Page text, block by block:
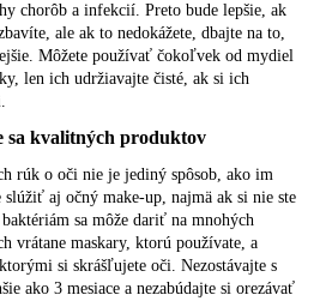
chorôb a infekcií. Preto bude lepšie, ak
ale ak to nedokážete, dbajte na to,
Môžete používať čokoľvek od mydiel
len ich udržiavajte čisté, ak si ich
sa kvalitných produktov
rúk o oči nie je jediný spôsob, ako im
aj očný make-up, najmä ak si nie ste
sa môže dariť na mnohých
vrátane maskary, ktorú používate, a
si skrášľujete oči. Nezostávajte s
ako 3 mesiace a nezabúdajte si orezávať